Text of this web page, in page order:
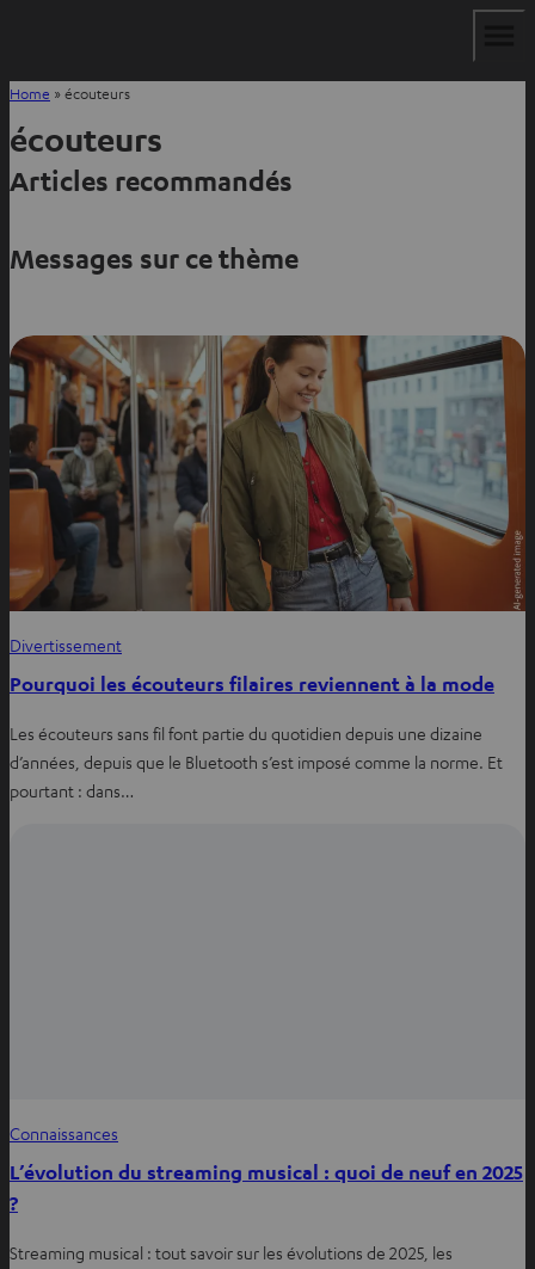
Home »écouteurs
écouteurs
Articles recommandés
Messages sur ce thème
Divertissement
Pourquoi les écouteurs filaires reviennent à la mode
Les écouteurs sans fil font partie du quotidien depuis une dizaine
d’années, depuis que le Bluetooth s’est imposé comme la norme. Et
pourtant : dans…
Connaissances
L’évolution du streaming musical : quoi de neuf en 2025
?
Streaming musical : tout savoir sur les évolutions de 2025, les